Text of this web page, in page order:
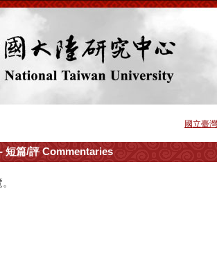
國立臺
短篇/評 Commentaries